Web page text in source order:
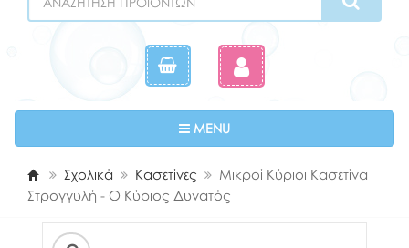
MENUToggle navigation
Σχολικά Κασετίνες
Μικροί Κύριοι Κασετίνα
Στρογγυλή - Ο Κύριος Δυνατός